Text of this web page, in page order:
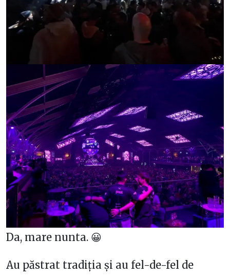
Da, mare nunta. 😀
Au păstrat tradiția și au fel-de-fel de